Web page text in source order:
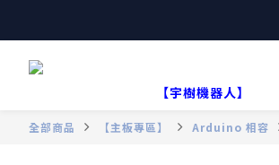
【宇樹機器人】
全部商品 【主板專區】 Arduino 相容